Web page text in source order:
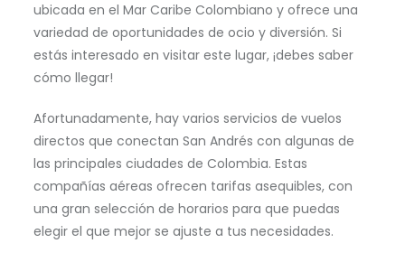
ubicada en el Mar Caribe Colombiano y ofrece una
variedad de oportunidades de ocio y diversión. Si
estás interesado en visitar este lugar, ¡debes saber
cómo llegar!
Afortunadamente, hay varios servicios de vuelos
directos que conectan San Andrés con algunas de
las principales ciudades de Colombia. Estas
compañías aéreas ofrecen tarifas asequibles, con
una gran selección de horarios para que puedas
elegir el que mejor se ajuste a tus necesidades.